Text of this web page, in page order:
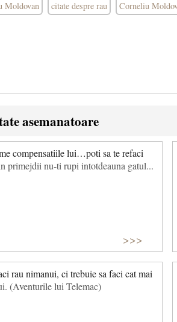
Moldovan citate despre rau Corneliu
asemanatoare
compensatiile lui…poti sa te refaci
primejdii nu-ti rupi intotdeauna gatul...
>>>
rau nimanui, ci trebuie sa faci cat mai
(Aventurile lui Telemac)